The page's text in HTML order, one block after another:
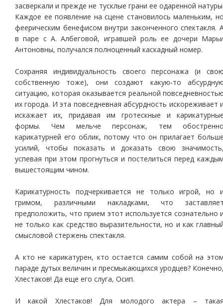
засверкали и прежде не тусклые грани ее одаренной
Каждое ее появление на сцене становилось маленьким,
феерическим бенефисом внутри законченного спектакля.
в паре с А. Албеговой, игравшей роль ее дочери
Антоновны, получался полноценный каскадный номер.
Сохраняя индивидуальность своего персонажа (и
собственную тоже), они создают какую-то
ситуацию, которая оказывается реальной
их города. И эта повседневная абсурдность искореживает
искажает их, придавая им гротескные и
формы. Чем мельче персонаж, тем
карикатурней его облик, потому что он прилагает
усилий, чтобы показать и доказать свою
успевая при этом прогнуться и постелиться перед
вышестоящим чином.
Карикатурность подчеркивается не только игрой, но
гримом, различными накладками, что
предположить, что прием этот используется сознательно
не только как средство выразительности, но и как
смысловой стержень спектакля.
А кто не карикатурен, кто остается самим собой на
параде дутых величин и пресмыкающихся уродцев?
Хлестаков! Да еще его слуга, Осип.
И какой Хлестаков! Для молодого актера –